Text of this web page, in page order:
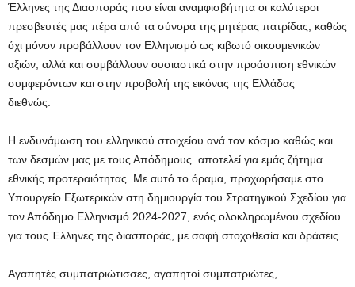
Έλληνες της Διασποράς που είναι αναμφισβήτητα οι καλύτεροι
πρεσβευτές μας πέρα από τα σύνορα της μητέρας πατρίδας, καθώς
όχι μόνον προβάλλουν τον Ελληνισμό ως κιβωτό οικουμενικών
αξιών, αλλά και συμβάλλουν ουσιαστικά στην προάσπιση εθνικών
συμφερόντων και στην προβολή της εικόνας της Ελλάδας
διεθνώς.
Η ενδυνάμωση του ελληνικού στοιχείου ανά τον κόσμο καθώς και
των δεσμών μας με τους Απόδημους αποτελεί για εμάς ζήτημα
εθνικής προτεραιότητας. Με αυτό το όραμα, προχωρήσαμε στο
Υπουργείο Εξωτερικών στη δημιουργία του Στρατηγικού Σχεδίου για
τον Απόδημο Ελληνισμό 2024-2027, ενός ολοκληρωμένου σχεδίου
για τους Έλληνες της διασποράς, με σαφή στοχοθεσία και δράσεις.
Αγαπητές συμπατριώτισσες, αγαπητοί συμπατριώτες,